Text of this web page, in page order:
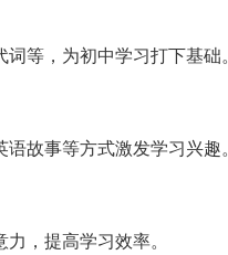
等，为初中学习打下基础。
故事等方式激发学习兴趣。
，提高学习效率。